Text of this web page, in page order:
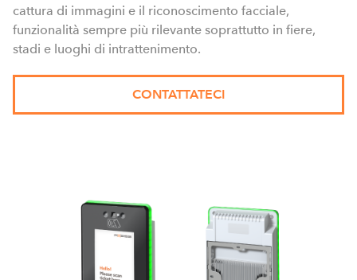
cattura di immagini e il riconoscimento facciale,
funzionalità sempre più rilevante soprattutto in fiere,
stadi e luoghi di intrattenimento.
CONTATTATECI